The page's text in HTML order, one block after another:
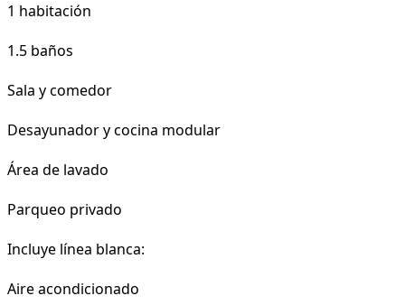
1 habitación
1.5 baños
Sala y comedor
Desayunador y cocina modular
Área de lavado
Parqueo privado
Incluye línea blanca:
Aire acondicionado